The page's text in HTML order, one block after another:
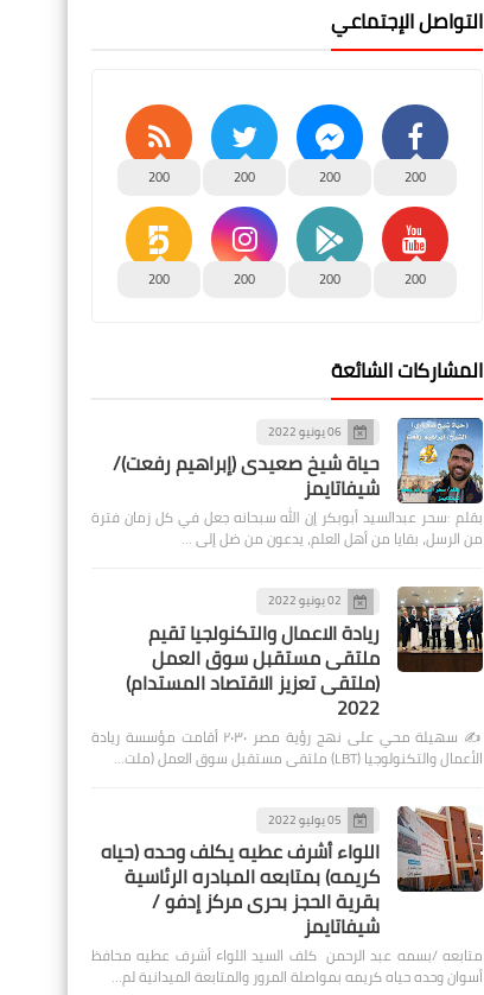
التواصل الإجتماعي
200
200
200
200
200
200
200
200
المشاركات الشائعة
06 يونيو 2022
حياة شيخ صعيدى (إبراهيم رفعت)/
شيفاتايمز
بقلم :سحر عبدالسيد أبوبكر إن الله سبحانه جعل في كل زمان فترة
من الرسل، بقايا من أهل العلم، يدعون من ضل إلى …
02 يونيو 2022
ريادة الاعمال والتكنولجيا تقيم
ملتقى مستقبل سوق العمل
(ملتقى تعزيز الاقتصاد المستدام)
2022
✍️ سهيلة محي على نهج رؤية مصر ٢٠٣٠ أقامت مؤسسة ريادة
الأعمال والتكنولوجيا (LBT) ملتقى مستقبل سوق العمل (ملت…
05 يوليو 2022
اللواء أشرف عطيه يكلف وحده (حياه
كريمه) بمتابعه المبادره الرئاسية
بقرية الحجز بحرى مركز إدفو /
شيفاتايمز
متابعه /بسمه عبد الرحمن كلف السيد اللواء أشرف عطيه محافظ
أسوان وحده حياه كريمه بمواصلة المرور والمتابعة الميدانية لم…